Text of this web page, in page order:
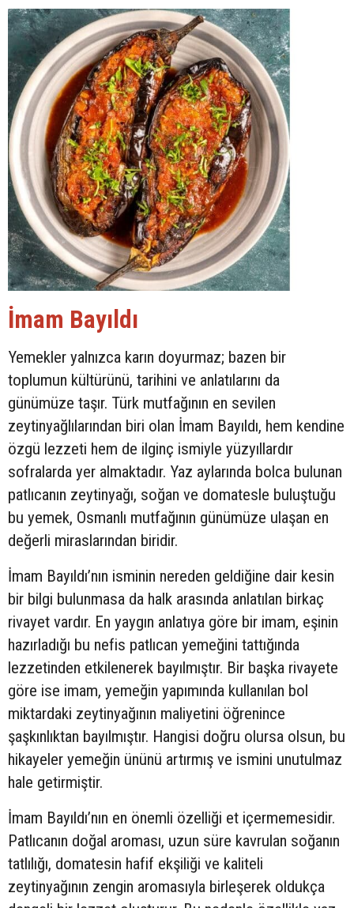
İmam Bayıldı
Yemekler yalnızca karın doyurmaz; bazen bir
toplumun kültürünü, tarihini ve anlatılarını da
günümüze taşır. Türk mutfağının en sevilen
zeytinyağlılarından biri olan İmam Bayıldı, hem kendine
özgü lezzeti hem de ilginç ismiyle yüzyıllardır
sofralarda yer almaktadır. Yaz aylarında bolca bulunan
patlıcanın zeytinyağı, soğan ve domatesle buluştuğu
bu yemek, Osmanlı mutfağının günümüze ulaşan en
değerli miraslarından biridir.
İmam Bayıldı’nın isminin nereden geldiğine dair kesin
bir bilgi bulunmasa da halk arasında anlatılan birkaç
rivayet vardır. En yaygın anlatıya göre bir imam, eşinin
hazırladığı bu nefis patlıcan yemeğini tattığında
lezzetinden etkilenerek bayılmıştır. Bir başka rivayete
göre ise imam, yemeğin yapımında kullanılan bol
miktardaki zeytinyağının maliyetini öğrenince
şaşkınlıktan bayılmıştır. Hangisi doğru olursa olsun, bu
hikayeler yemeğin ününü artırmış ve ismini unutulmaz
hale getirmiştir.
İmam Bayıldı’nın en önemli özelliği et içermemesidir.
Patlıcanın doğal aroması, uzun süre kavrulan soğanın
tatlılığı, domatesin hafif ekşiliği ve kaliteli
zeytinyağının zengin aromasıyla birleşerek oldukça